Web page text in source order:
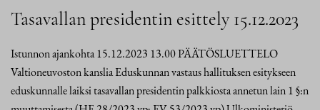
Tasavallan presidentin esittely 15.12.2023
Istunnon ajankohta 15.12.2023 13.00 PÄÄTÖSLUETTELO
Valtioneuvoston kanslia Eduskunnan vastaus hallituksen esitykseen
eduskunnalle laiksi tasavallan presidentin palkkiosta annetun lain 1 §:n